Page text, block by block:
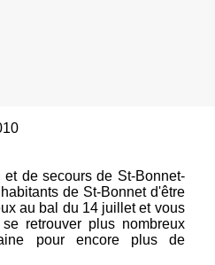
et de secours de St-Bonnet-
de St-Bonnet d'être
au bal du 14 juillet et vous
retrouver plus nombreux
pour encore plus de